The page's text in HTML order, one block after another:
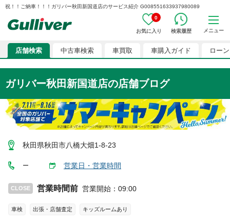
祝！！ご納車！！！ガリバー秋田新国道店のサービス紹介 G008551633937980089
0
お気に入り 検索履歴 メニュー
店舗検索 中古車検索 車買取 車購入ガイド ローン
ガリバー秋田新国道店の店舗ブログ
秋田県秋田市八橋大畑1-8-23
ー 営業日・営業時間
CLOSE 営業時間前 営業開始 ： 09:00
車検 出張・店舗査定 キッズルームあり